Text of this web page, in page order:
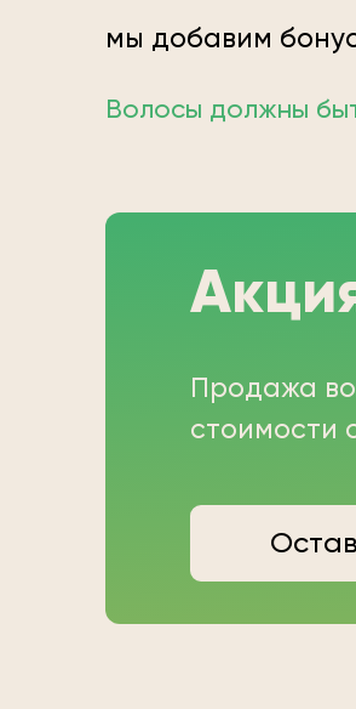
мы добавим
Волосы должны
Продажа
стоимости